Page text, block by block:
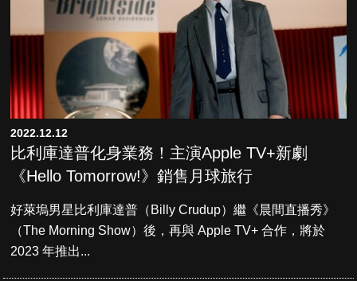
2022.12.12
比利庫達普化身業務！主演Apple TV+新劇
《Hello Tomorrow!》銷售月球旅行
好萊塢男星比利庫達普（Billy Crudup）繼《晨間直播秀》
（The Morning Show）後，再與 Apple TV+ 合作，將於
2023 年推出...